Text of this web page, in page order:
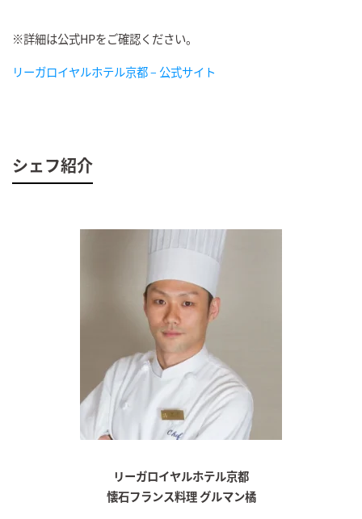
※詳細は公式HPをご確認ください。
リーガロイヤルホテル京都 – 公式サイト
シェフ紹介
リーガロイヤルホテル京都
懐石フランス料理 グルマン橘